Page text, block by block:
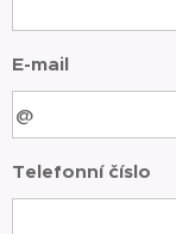
E-mail
Telefonní číslo